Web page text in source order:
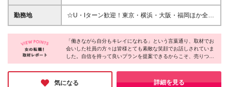
なPC操作ができる方 ▼こんな方にピッタリです
◇「綺麗になりたい」という想いを応援したい方 ◇
て成長したい方 ◇変化を楽しめる柔軟性がある方 ◇
販売や営業などの接客経験を活かしたい方
◇渋谷・池袋・新宿・新橋：月給30万円〜＋各種手当
◇上記以外：月給27万円〜＋各種手当 ※通勤手当は
ん ※月給には固定残業代（25時間分／渋谷・池袋・
新宿・新橋：47,000円〜、その他：42,000円～）を
含みます。超過分は別途支給 ※実際の残業は月平均
勤務地
☆U・Iターン歓迎！東京・横浜・大阪・福岡ほか全国
17院で採用中！ 《渋谷》 東京都渋谷区道玄坂1-16-7
ハイウェービル 7F 《池袋》 東京都豊島区南池袋1丁
目21-5 第7野萩ビル6F 《新宿》 東京都新宿区西新宿
7-2-5 TH西新宿4F 《新橋》 東京都港区新橋2-2-5 丸
山ビル4階 《吉祥寺》 東京都武蔵野市吉祥寺本町1-8-
2 吉祥寺西ビルB1F 《八王子》 東京都八王子市横山町
14-8 黒喜ビル2F など ☆お住まい・ご希望をもとに決
「働きながら自分もキレイになれる」という言葉通り、取材でお
会いした社員の方々は皆様とても素敵な笑顔でお話しされていま
した。自信を持って良いプランを提案できるからこそ、売りつけ
るようなストレスがなく、イキイキと働けるのだと感じます。患
者様だけでなく、ご自身の人生も豊かにできる同社に、ぜひ応募
してみてはいかがでしょうか？
気になる 詳細を見る